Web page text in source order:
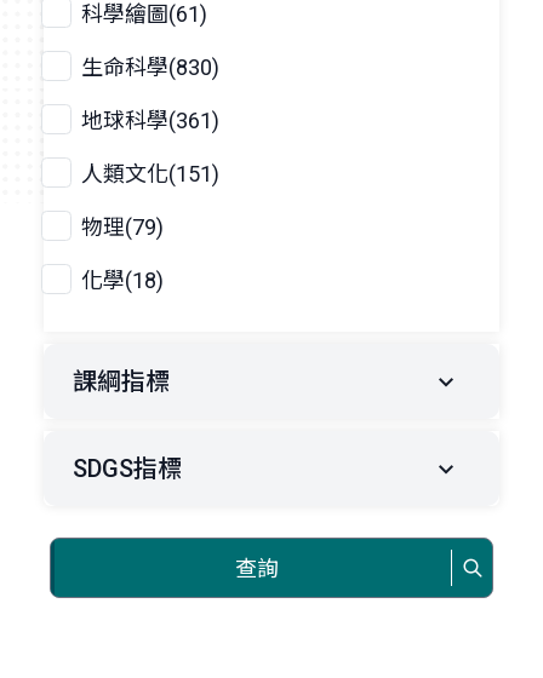
科學繪圖(61)
生命科學(830)
地球科學(361)
人類文化(151)
物理(79)
化學(18)
課綱指標
SDGS指標
查詢